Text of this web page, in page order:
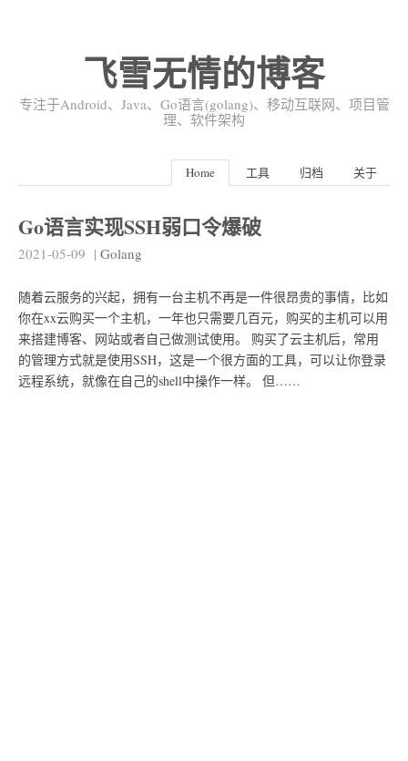
飞雪无情的博客
专注于Android、Java、Go语言(golang)、移动互联网、项目管
理、软件架构
Home 工具 归档 关于
Go语言实现SSH弱口令爆破
2021-05-09 | Golang
随着云服务的兴起，拥有一台主机不再是一件很昂贵的事情，比如
你在xx云购买一个主机，一年也只需要几百元，购买的主机可以用
来搭建博客、网站或者自己做测试使用。 购买了云主机后，常用
的管理方式就是使用SSH，这是一个很方面的工具，可以让你登录
远程系统，就像在自己的shell中操作一样。 但……